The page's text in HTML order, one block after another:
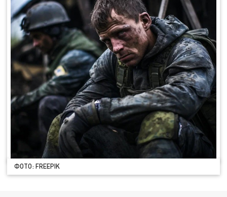
ФОТО: FREEPIK